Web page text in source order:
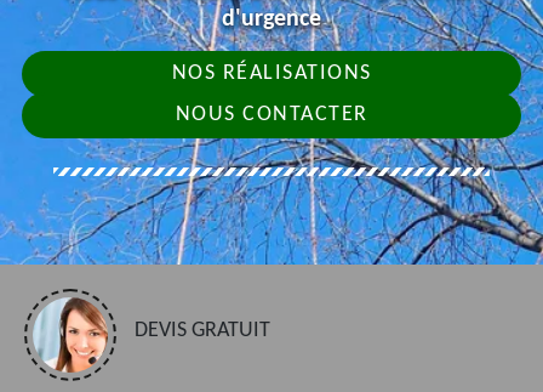
d'urgence
NOS RÉALISATIONS
NOUS CONTACTER
DEVIS GRATUIT